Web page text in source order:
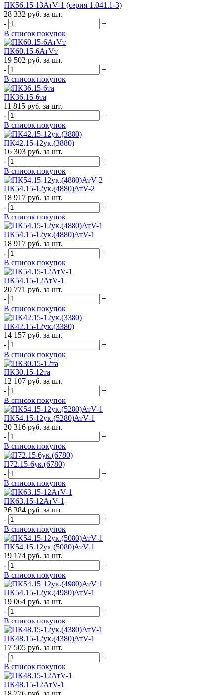
ПК56.15-13АтV-1 (серия 1.041.1-3)
28 332 руб. за шт.
-
+
В список покупок
ПК60.15-6АтVт
19 502 руб. за шт.
-
+
В список покупок
ПК36.15-6та
11 815 руб. за шт.
-
+
В список покупок
ПК42.15-12ук.(3880)
16 303 руб. за шт.
-
+
В список покупок
ПК54.15-12ук.(4880)АтV-2
18 917 руб. за шт.
-
+
В список покупок
ПК54.15-12ук.(4880)АтV-1
18 917 руб. за шт.
-
+
В список покупок
ПК54.15-12АтV-1
20 771 руб. за шт.
-
+
В список покупок
ПК42.15-12ук.(3380)
14 157 руб. за шт.
-
+
В список покупок
ПК30.15-12та
12 107 руб. за шт.
-
+
В список покупок
ПК54.15-12ук.(5280)АтV-1
20 316 руб. за шт.
-
+
В список покупок
П72.15-6ук.(6780)
-
+
В список покупок
ПК63.15-12АтV-1
26 384 руб. за шт.
-
+
В список покупок
ПК54.15-12ук.(5080)АтV-1
19 174 руб. за шт.
-
+
В список покупок
ПК54.15-12ук.(4980)АтV-1
19 064 руб. за шт.
-
+
В список покупок
ПК48.15-12ук.(4380)АтV-1
17 505 руб. за шт.
-
+
В список покупок
ПК48.15-12АтV-1
18 776 руб. за шт.